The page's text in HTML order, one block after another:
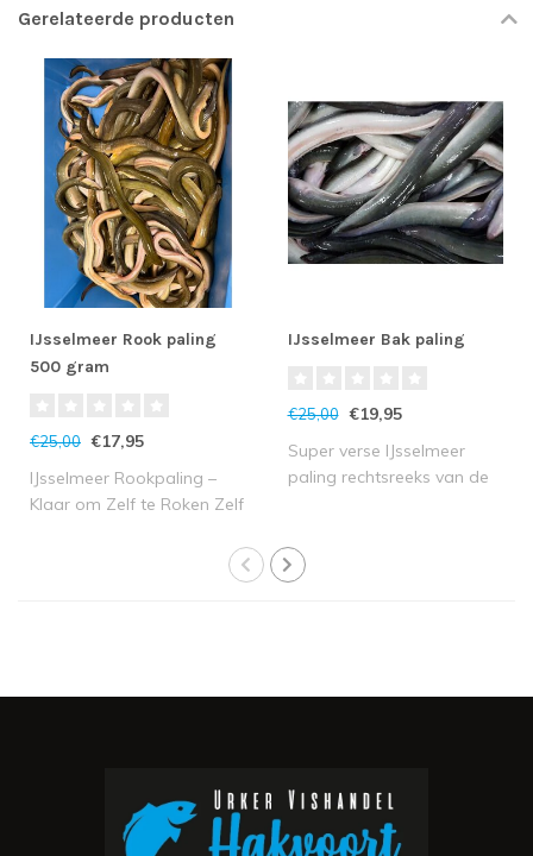
Gerelateerde producten
IJsselmeer Rook paling
500 gram
€25,00 €17,95
IJsselmeer Rookpaling –
Klaar om Zelf te Roken Zelf
IJsselmeer Bak paling
€25,00 €19,95
Super verse IJsselmeer
paling rechtsreeks van de